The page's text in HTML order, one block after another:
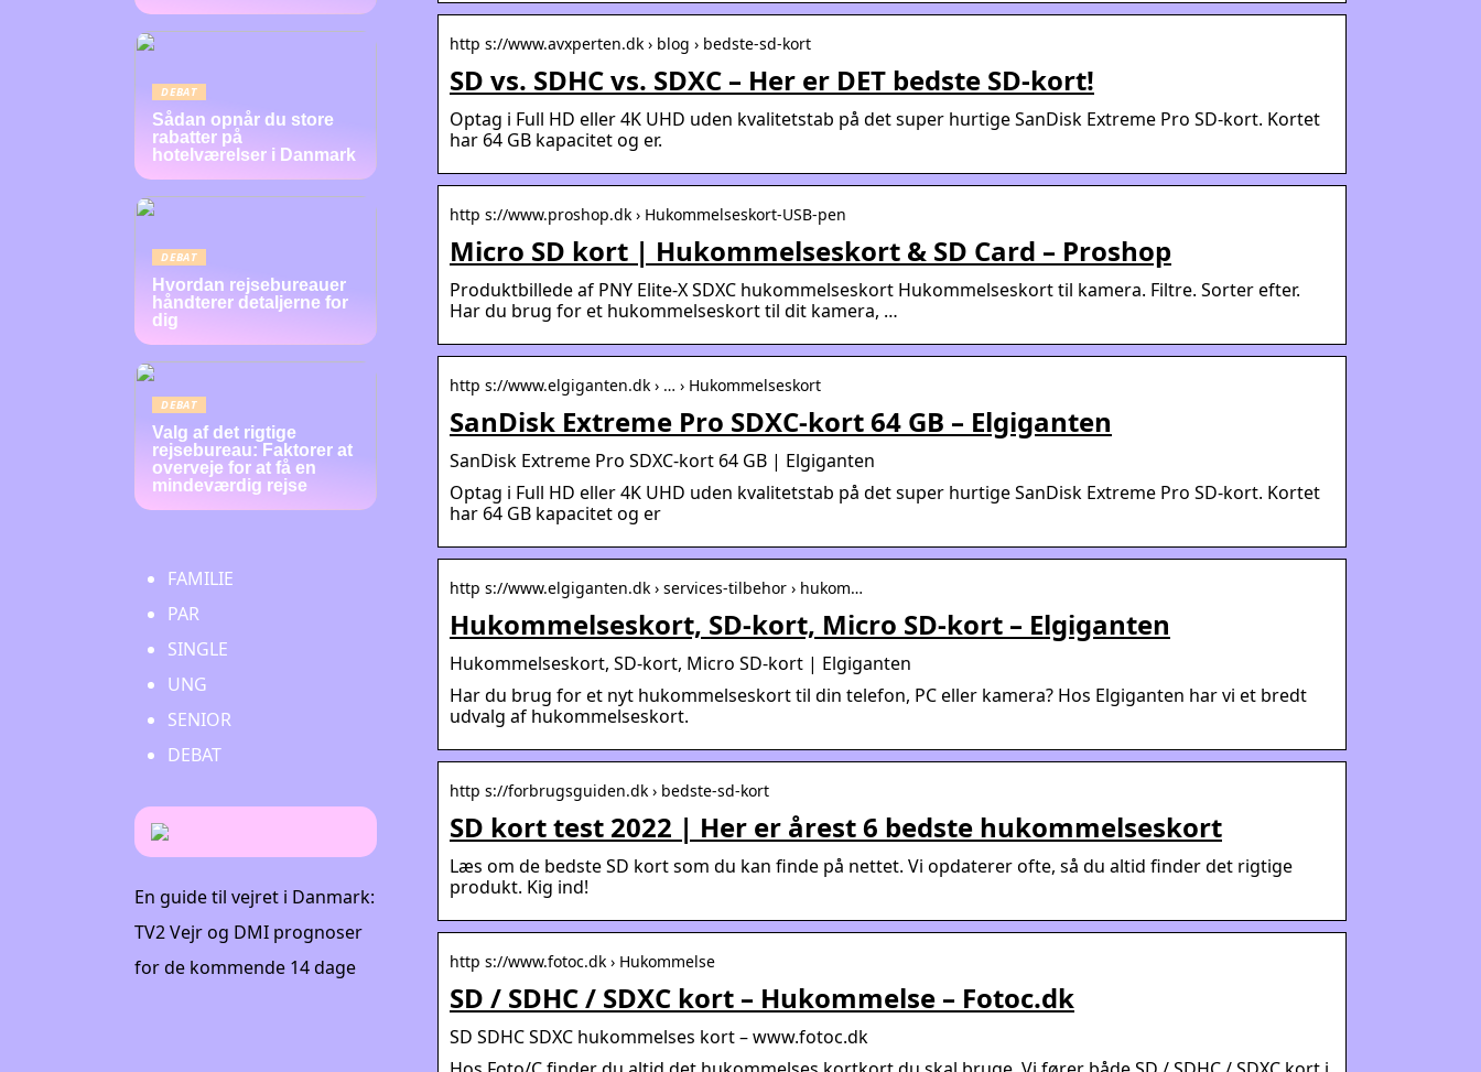
http s://www.avxperten.dk › blog › bedste-sd-kort
SD vs. SDHC vs. SDXC – Her er DET bedste SD-kort!
Optag i Full HD eller 4K UHD uden kvalitetstab på det super hurtige SanDisk Extreme Pro SD-kort. Kortet
har 64 GB kapacitet og er.
http s://www.proshop.dk › Hukommelseskort-USB-pen
Micro SD kort | Hukommelseskort & SD Card – Proshop
Produktbillede af PNY Elite-X SDXC hukommelseskort Hukommelseskort til kamera. Filtre. Sorter efter.
Har du brug for et hukommelseskort til dit kamera, …
http s://www.elgiganten.dk › … › Hukommelseskort
SanDisk Extreme Pro SDXC-kort 64 GB – Elgiganten
SanDisk Extreme Pro SDXC-kort 64 GB | Elgiganten
Optag i Full HD eller 4K UHD uden kvalitetstab på det super hurtige SanDisk Extreme Pro SD-kort. Kortet
har 64 GB kapacitet og er
http s://www.elgiganten.dk › services-tilbehor › hukom…
Hukommelseskort, SD-kort, Micro SD-kort – Elgiganten
Hukommelseskort, SD-kort, Micro SD-kort | Elgiganten
Har du brug for et nyt hukommelseskort til din telefon, PC eller kamera? Hos Elgiganten har vi et bredt
udvalg af hukommelseskort.
http s://forbrugsguiden.dk › bedste-sd-kort
SD kort test 2022 | Her er årest 6 bedste hukommelseskort
Læs om de bedste SD kort som du kan finde på nettet. Vi opdaterer ofte, så du altid finder det rigtige
produkt. Kig ind!
http s://www.fotoc.dk › Hukommelse
SD / SDHC / SDXC kort – Hukommelse – Fotoc.dk
SD SDHC SDXC hukommelses kort – www.fotoc.dk
DEBAT
Sådan opnår du store
rabatter på
hotelværelser i Danmark
DEBAT
Hvordan rejsebureauer
håndterer detaljerne for
dig
DEBAT
Valg af det rigtige
rejsebureau: Faktorer at
overveje for at få en
mindeværdig rejse
FAMILIE
PAR
SINGLE
UNG
SENIOR
DEBAT
En guide til vejret i Danmark:
TV2 Vejr og DMI prognoser
for de kommende 14 dage